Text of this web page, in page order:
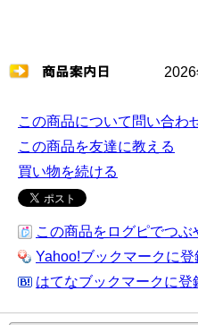
この商品について問い合わ
この商品を友達に教える
買い物を続ける
この商品をログピでつぶ
Yahoo!ブックマークに登
はてなブックマークに登